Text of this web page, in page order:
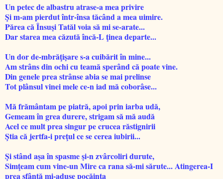
Un petec de albastru atrase-a mea privire
Şi m-am pierdut într-însa tăcând a mea uimire.
Părea că Însuşi Tatăl voia să mi se-arate...
Dar starea mea căzută încă-L ţinea departe...
Un dor de-mbrăţişare s-a cuibărit în mine...
Am strâns din ochi cu teamă sperând că poate vine.
Din genele prea strânse abia se mai prelinse
Tot plânsul vinei mele ce-n iad mă coborâse...
Mă frământam pe piatră, apoi prin iarba udă,
Gemeam în grea durere, strigam să mă audă
Acel ce mult prea singur pe crucea răstignirii
Ştia că jertfa-i preţul ce se cerea iubirii...
Şi stând aşa în spasme şi-n zvârcoliri durute,
Simţeam cum vine-un Mire ca rana să-mi sărute...Atingerea-I
prea sfântă mi-aduse pocăinţa